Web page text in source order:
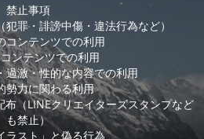
禁止事項
罪・誹謗中傷・違法行為など）
コンテンツでの利用
ンテンツでの利用
過激・性的な内容での利用
勢力に関わる利用
（LINEクリエイターズスタンプなど
も禁止）
ラスト」と偽る行為